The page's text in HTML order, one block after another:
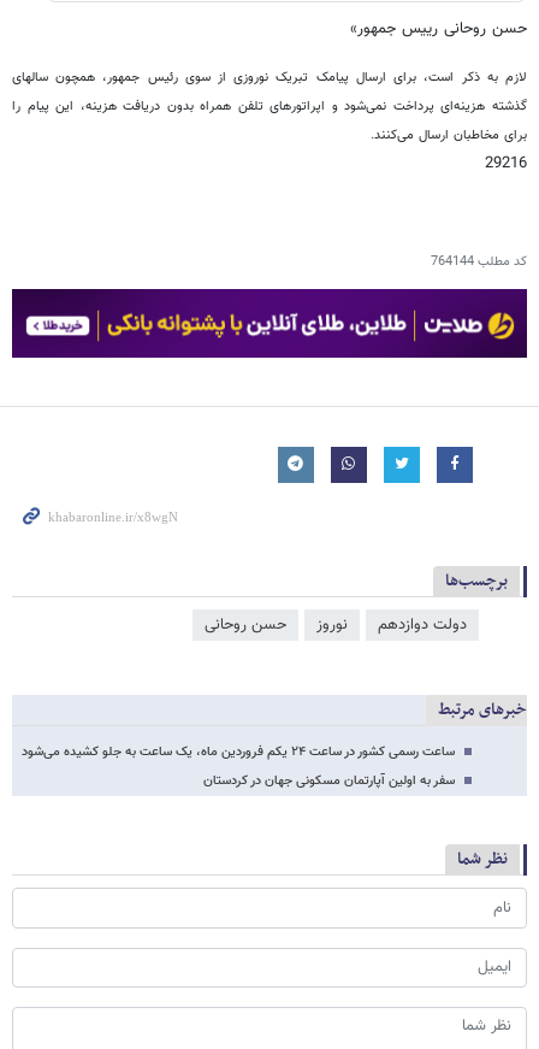
حسن روحانی رییس جمهور»
لازم به ذکر است، برای ارسال پیامک تبریک نوروزی از سوی رئیس جمهور، همچون سالهای
گذشته هزینه‌ای پرداخت نمی‌شود و اپراتورهای تلفن همراه بدون دریافت هزینه، این پیام را
برای مخاطبان ارسال می‌کنند.
29216
کد مطلب764144
برچسب‌ها
دولت دوازدهم نوروز حسن روحانی
خبرهای مرتبط
ساعت رسمی کشور در ساعت ۲۴ یکم فروردین ماه، یک ساعت به جلو کشیده می‌شود
سفر به اولین آپارتمان مسکونی جهان در کردستان
نظر شما